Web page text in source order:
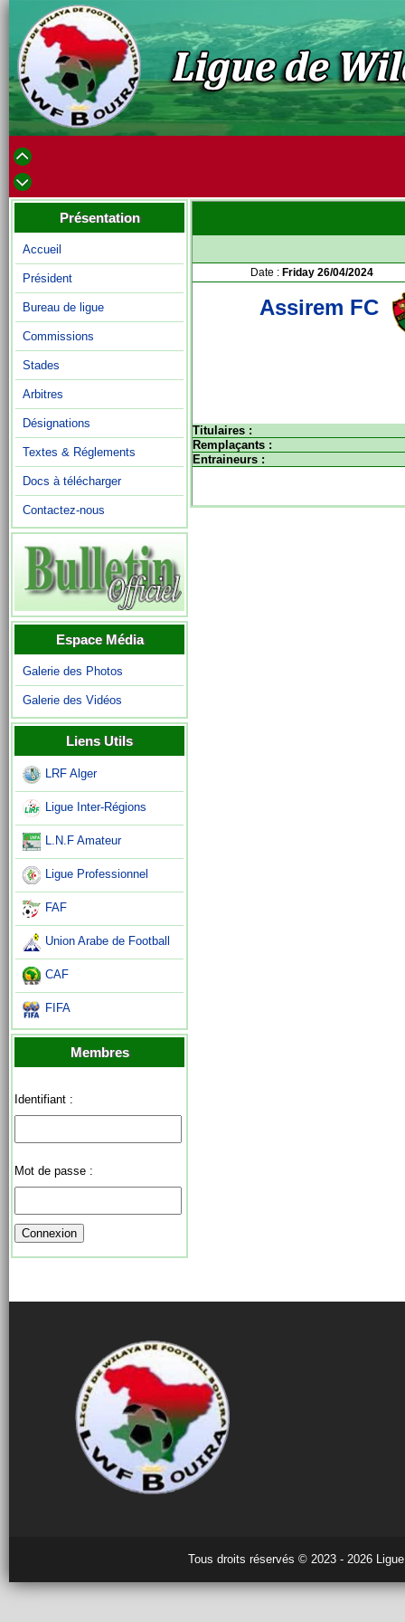
Présentation
Accueil
Président
Bureau de ligue
Commissions
Stades
Arbitres
Désignations
Textes & Réglements
Docs à télécharger
Contactez-nous
Espace Média
Galerie des Photos
Galerie des Vidéos
Liens Utils
LRF Alger
Ligue Inter-Régions
L.N.F Amateur
Ligue Professionnel
FAF
Union Arabe de Football
CAF
FIFA
Membres
Identifiant :
Mot de passe :
Date : Friday 26/04/2024
Assirem FC
Titulaires :
Remplaçants :
Entraineurs :
Tous droits réservés © 2023 - 2026